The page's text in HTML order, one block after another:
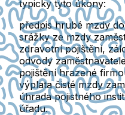
typicky tyto úkony:
předpis hrubé mzdy
srážky ze mzdy
zdravotní pojištění,
odvody
pojištění hrazené
výplata čisté mzdy
úhrada pojistného
úřadu.